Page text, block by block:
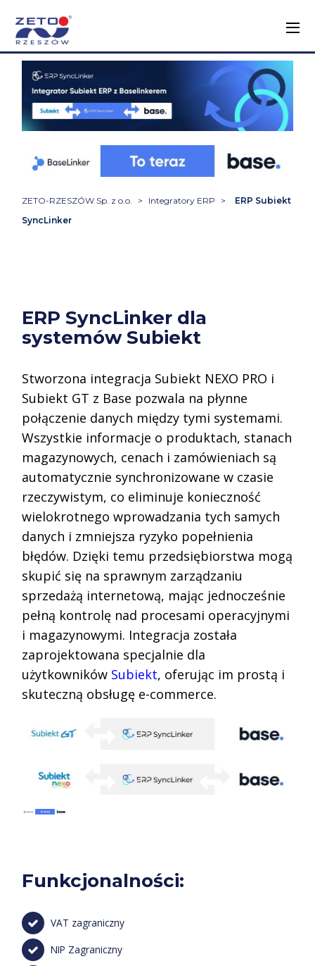
ZETO-RZESZÓW Sp. z o.o. > Integratory ERP >
ERP Subiekt
SyncLinker
ERP SyncLinker dla
systemów Subiekt
Stworzona integracja Subiekt NEXO PRO i
Subiekt GT z Base pozwala na płynne
połączenie danych między tymi systemami.
Wszystkie informacje o produktach, stanach
magazynowych, cenach i zamówieniach są
automatycznie synchronizowane w czasie
rzeczywistym, co eliminuje konieczność
wielokrotnego wprowadzania tych samych
danych i zmniejsza ryzyko popełnienia
błędów. Dzięki temu przedsiębiorstwa mogą
skupić się na sprawnym zarządzaniu
sprzedażą internetową, mając jednocześnie
pełną kontrolę nad procesami operacyjnymi
i magazynowymi. Integracja została
zaprojektowana specjalnie dla
użytkowników Subiekt, oferując im prostą i
skuteczną obsługę e-commerce.
Funkcjonalności:
VAT zagraniczny
NIP Zagraniczny